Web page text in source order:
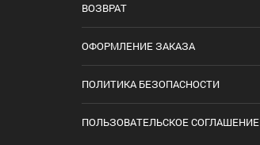
ВОЗВРАТ
ОФОРМЛЕНИЕ ЗАКАЗА
ПОЛИТИКА БЕЗОПАСНОСТИ
ПОЛЬЗОВАТЕЛЬСКОЕ СОГЛАШЕНИЕ